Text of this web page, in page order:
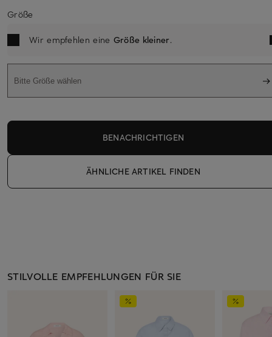
Größe
Wir empfehlen eine Größe kleiner.
Bitte Größe wählen
BENACHRICHTIGEN
ÄHNLICHE ARTIKEL FINDEN
STILVOLLE EMPFEHLUNGEN FÜR SIE